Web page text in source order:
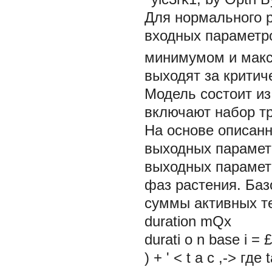
Для нормального
входных
минимумом и
выходят за
Модель состоит
включают набор
На основе
выходных
выходных
фаз растения.
суммы активных
duration mQx
durati о n base i
) + ' < t a c ,-> где